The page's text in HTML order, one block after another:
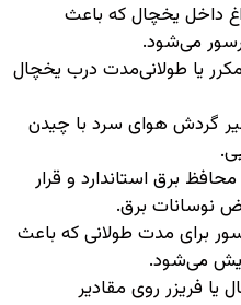
داخل یخچال که باعث
می‌شود.
یا طولانی‌مدت درب یخچال
گردش هوای سرد با چیدن
برق استاندارد و قرار
نوسانات برق.
برای مدت طولانی که باعث
می‌شود.
یا فریزر روی مقادیر